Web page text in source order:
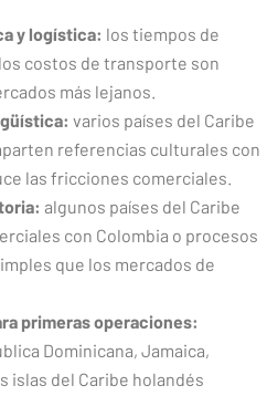
y logística: los tiempos de
costos de transporte son
más lejanos.
varios países del Caribe
referencias culturales con
las fricciones comerciales.
algunos países del Caribe
con Colombia o procesos
que los mercados de
primeras operaciones:
Dominicana, Jamaica,
islas del Caribe holandés